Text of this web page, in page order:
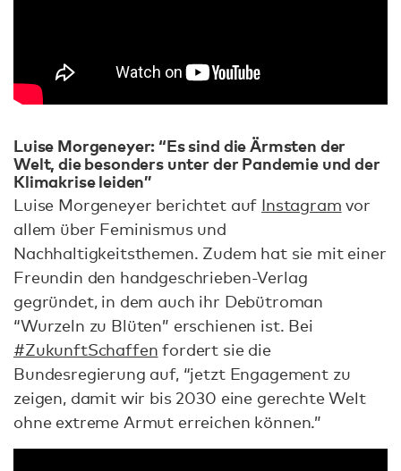
Luise Morgeneyer: “Es sind die Ärmsten der
Welt, die besonders unter der Pandemie und der
Klimakrise leiden”
Luise Morgeneyer berichtet auf Instagram vor
allem über Feminismus und
Nachhaltigkeitsthemen. Zudem hat sie mit einer
Freundin den handgeschrieben-Verlag
gegründet, in dem auch ihr Debütroman
“Wurzeln zu Blüten” erschienen ist. Bei
#ZukunftSchaffen fordert sie die
Bundesregierung auf, “jetzt Engagement zu
zeigen, damit wir bis 2030 eine gerechte Welt
ohne extreme Armut erreichen können.”